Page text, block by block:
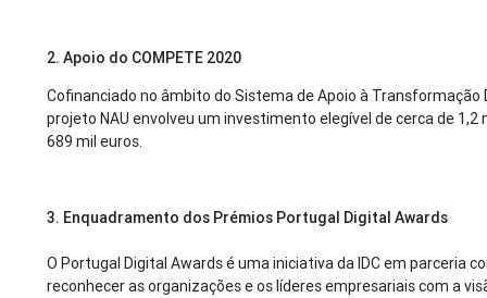
2. Apoio do COMPETE 2020
Cofinanciado no âmbito do Sistema de Apoio à Transformação
projeto NAU envolveu um investimento elegível de cerca de 1,2
689 mil euros.
3. Enquadramento dos Prémios Portugal Digital Awards
O Portugal Digital Awards é uma iniciativa da IDC em parceria
reconhecer as organizações e os líderes empresariais com a